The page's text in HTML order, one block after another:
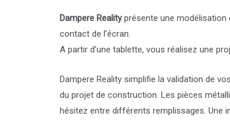
Dampere Realityprésente une modélisation
contact de l’écran.
A partir d’une tablette, vous réalisez une
Dampere Reality simplifie la validation de
du projet de construction. Les pièces
hésitez entre différents remplissages. Une